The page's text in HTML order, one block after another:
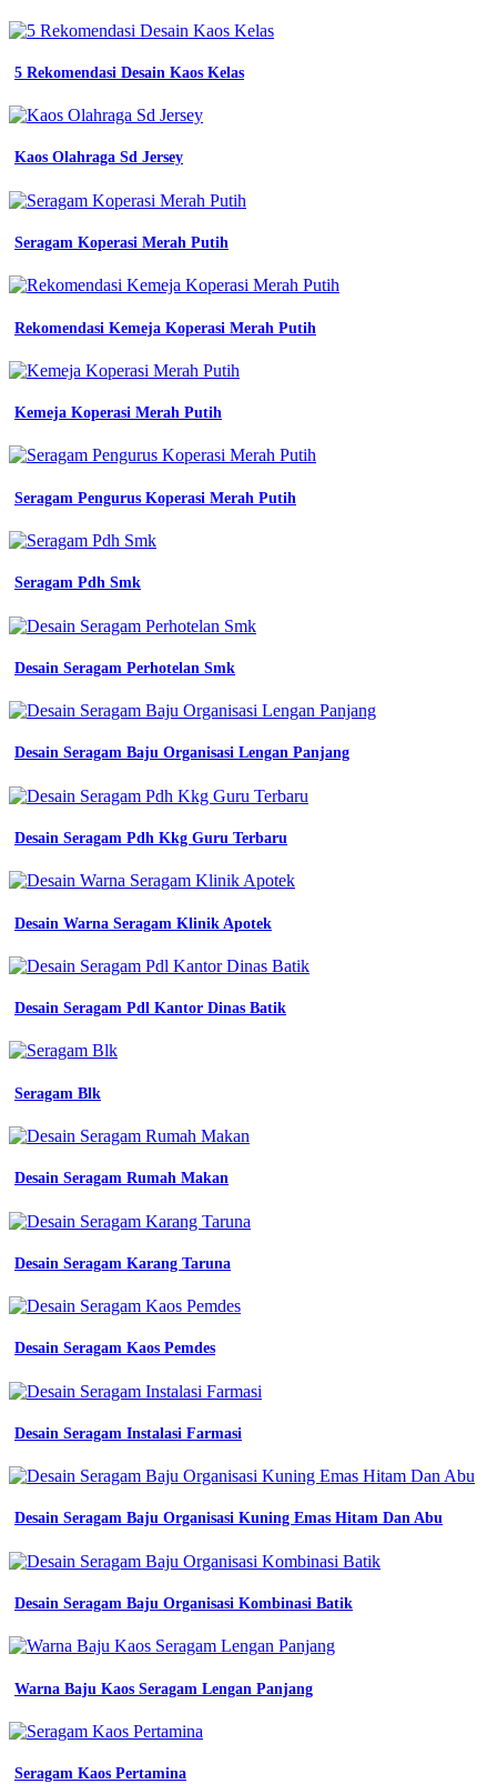
5 Rekomendasi Desain Kaos Kelas
Kaos Olahraga Sd Jersey
Seragam Koperasi Merah Putih
Rekomendasi Kemeja Koperasi Merah Putih
Kemeja Koperasi Merah Putih
Seragam Pengurus Koperasi Merah Putih
Seragam Pdh Smk
Desain Seragam Perhotelan Smk
Desain Seragam Baju Organisasi Lengan Panjang
Desain Seragam Pdh Kkg Guru Terbaru
Desain Warna Seragam Klinik Apotek
Desain Seragam Pdl Kantor Dinas Batik
Seragam Blk
Desain Seragam Rumah Makan
Desain Seragam Karang Taruna
Desain Seragam Kaos Pemdes
Desain Seragam Instalasi Farmasi
Desain Seragam Baju Organisasi Kuning Emas Hitam Dan Abu
Desain Seragam Baju Organisasi Kombinasi Batik
Warna Baju Kaos Seragam Lengan Panjang
Seragam Kaos Pertamina